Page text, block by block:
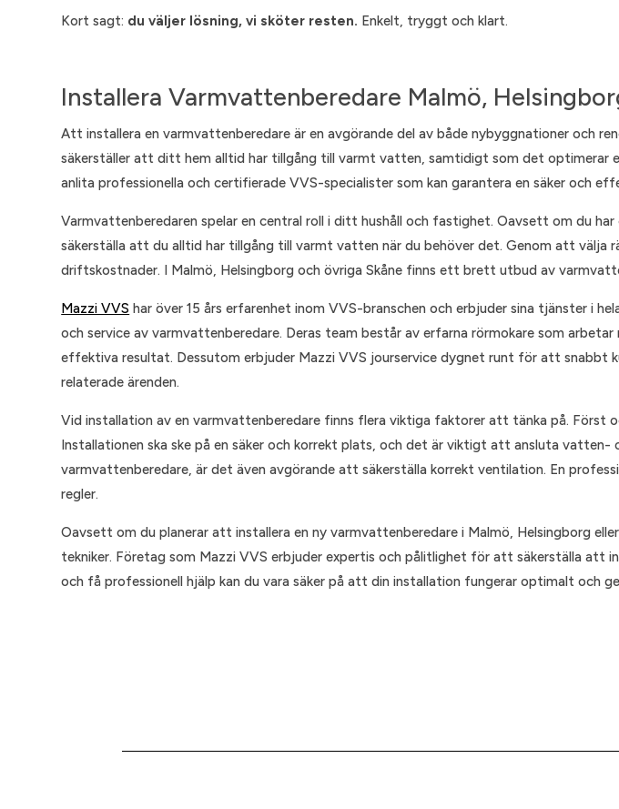
Kort sagt: du väljer lösning, vi sköter resten. Enkelt, tryggt och klart.
Installera Varmvattenberedare Malmö,
Att installera en varmvattenberedare är en avgörande del av både nybyggnationer och
säkerställer att ditt hem alltid har tillgång till varmt vatten, samtidigt som det
anlita professionella och certifierade VVS-specialister som kan garantera en säker och
Varmvattenberedaren spelar en central roll i ditt hushåll och fastighet. Oavsett om du
säkerställa att du alltid har tillgång till varmt vatten när du behöver det. Genom att
driftskostnader. I Malmö, Helsingborg och övriga Skåne finns ett brett utbud av
Mazzi VVS har över 15 års erfarenhet inom VVS-branschen och erbjuder sina tjänster i
och service av varmvattenberedare. Deras team består av erfarna rörmokare som
effektiva resultat. Dessutom erbjuder Mazzi VVS jourservice dygnet runt för att snabbt
relaterade ärenden.
Vid installation av en varmvattenberedare finns flera viktiga faktorer att tänka på. Först
Installationen ska ske på en säker och korrekt plats, och det är viktigt att ansluta
varmvattenberedare, är det även avgörande att säkerställa korrekt ventilation. En
regler.
Oavsett om du planerar att installera en ny varmvattenberedare i Malmö, Helsingborg
tekniker. Företag som Mazzi VVS erbjuder expertis och pålitlighet för att säkerställa
och få professionell hjälp kan du vara säker på att din installation fungerar optimalt och